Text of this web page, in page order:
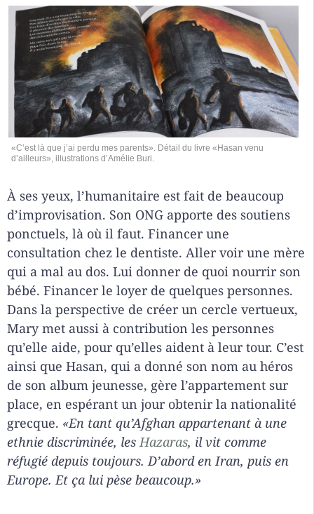
«C’est là que j’ai perdu mes parents». Détail du livre «Hasan venu
d’ailleurs», illustrations d’Amélie Buri.
À ses yeux, l’humanitaire est fait de beaucoup
d’improvisation. Son ONG apporte des soutiens
ponctuels, là où il faut. Financer une
consultation chez le dentiste. Aller voir une mère
qui a mal au dos. Lui donner de quoi nourrir son
bébé. Financer le loyer de quelques personnes.
Dans la perspective de créer un cercle vertueux,
Mary met aussi à contribution les personnes
qu’elle aide, pour qu’elles aident à leur tour. C’est
ainsi que Hasan, qui a donné son nom au héros
de son album jeunesse, gère l’appartement sur
place, en espérant un jour obtenir la nationalité
grecque. «En tant qu’Afghan appartenant à une
ethnie discriminée, les Hazaras, il vit comme
réfugié depuis toujours. D’abord en Iran, puis en
Europe. Et ça lui pèse beaucoup.»